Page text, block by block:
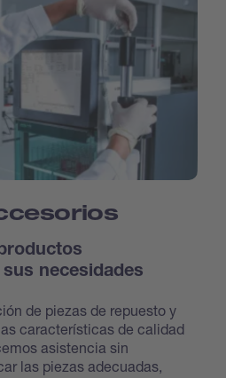
necesidades
de piezas de repuesto y
características de calidad
asistencia sin
las piezas adecuadas,